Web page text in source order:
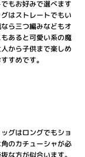
もお好みで選べます
はストレートでもい
ら三つ編みなどもオ
あると可愛い系の魔
から子供まで楽しめ
すめです。
グはロングでもショ
のカチューシャが必
な方が似合います。